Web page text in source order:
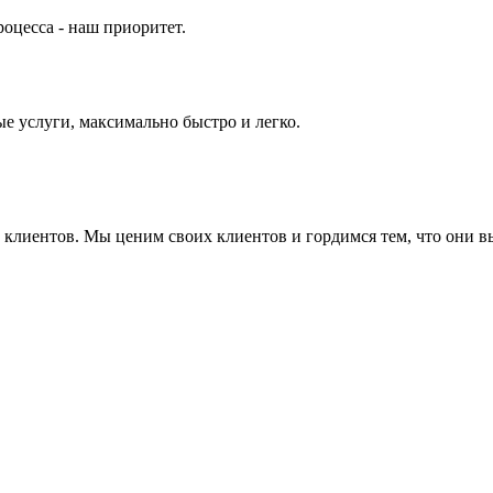
- наш приоритет.
услуги, максимально быстро и легко.
клиентов. Мы ценим своих клиентов и гордимся тем, что